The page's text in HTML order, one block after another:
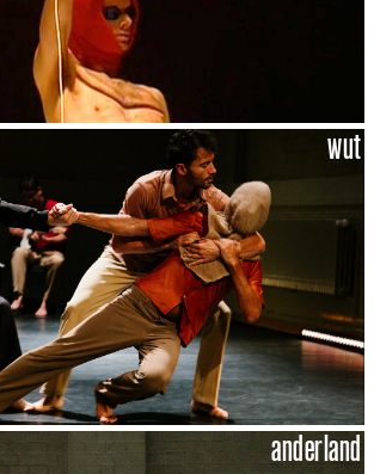
wut
anderland